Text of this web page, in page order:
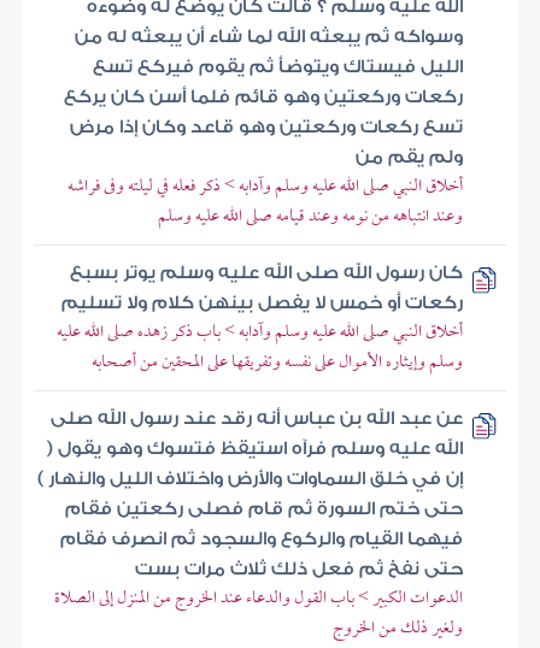
الله عليه وسلم ؟ قالت كان يوضع له وضوءه
وسواكه ثم يبعثه الله لما شاء أن يبعثه له من
الليل فيستاك ويتوضأ ثم يقوم فيركع تسع
ركعات وركعتين وهو قائم فلما أسن كان يركع
تسع ركعات وركعتين وهو قاعد وكان إذا مرض
ولم يقم من
أخلاق النبي صلى الله عليه وسلم وآدابه > ذكر فعله في ليلته وفى فراشه
وعند انتباهه من نومه وعند قيامه صلى الله عليه وسلم
كان رسول الله صلى الله عليه وسلم يوتر بسبع
ركعات أو خمس لا يفصل بينهن كلام ولا تسليم
أخلاق النبي صلى الله عليه وسلم وآدابه > باب ذكر زهده صلى الله عليه
وسلم وإيثاره الأموال على نفسه وتفريقها على المحقين من أصحابه
عن عبد الله بن عباس أنه رقد عند رسول الله صلى
الله عليه وسلم فرآه استيقظ فتسوك وهو يقول (
إن في خلق السماوات والأرض واختلاف الليل والنهار )
حتى ختم السورة ثم قام فصلى ركعتين فقام
فيهما القيام والركوع والسجود ثم انصرف فقام
حتى نفخ ثم فعل ذلك ثلاث مرات بست
الدعوات الكبير > باب القول والدعاء عند الخروج من المنزل إلى الصلاة
ولغير ذلك من الخروج